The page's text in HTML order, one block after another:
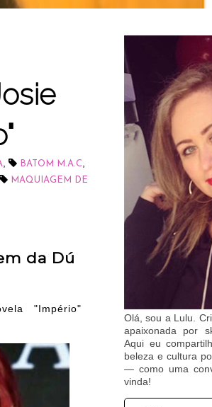
BATOM M.A.C
MAQUIAGEM DE
da Dú
"Império"
Olá, sou a Lulu.
apaixonada por
Aqui eu
beleza e cultura
— como uma
vinda!